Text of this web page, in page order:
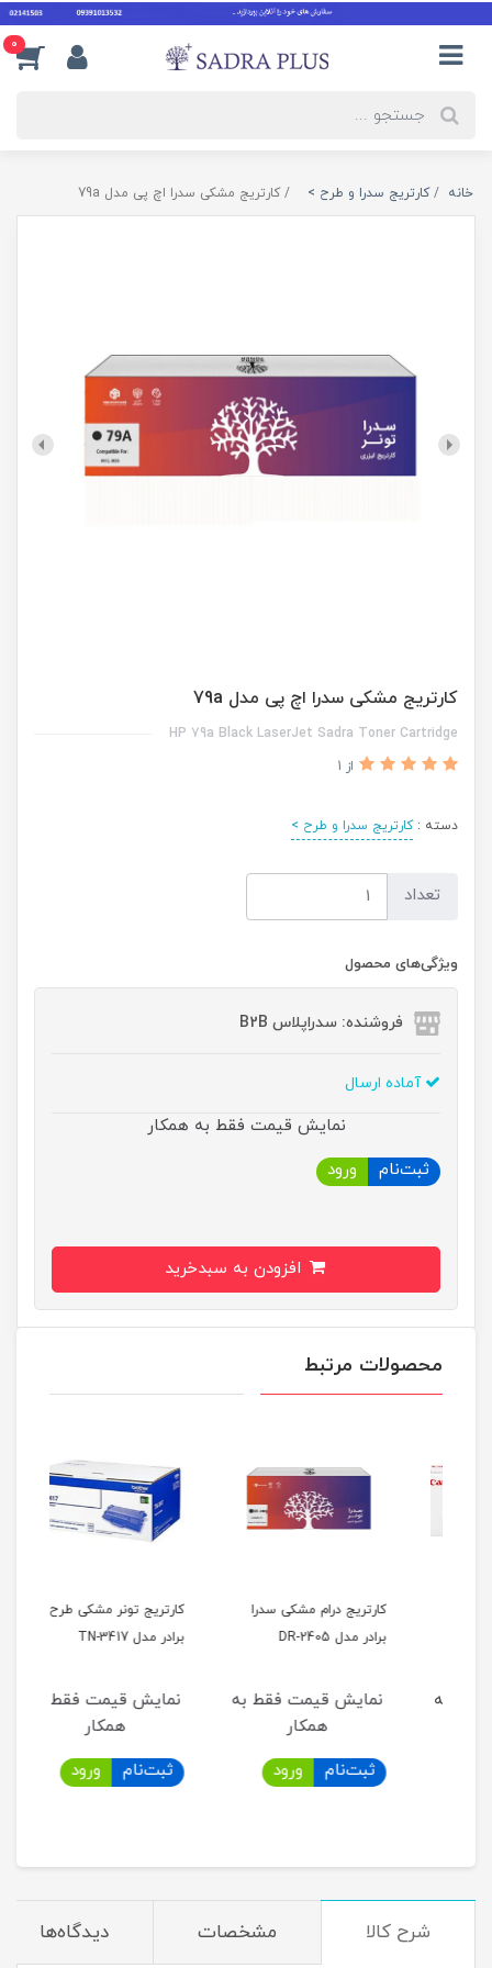
0
خانه کارتریج سدرا و طرح > کارتریج مشکی سدرا اچ پی مدل 79a
کارتریج مشکی سدرا اچ پی مدل 79a
HP 79a Black LaserJet Sadra Toner Cartridge
از 1
دسته :کارتریج سدرا و طرح >
تعداد
ویژگی‌های محصول
فروشنده: سدراپلاس B2B
آماده ارسال
نمایش قیمت فقط به همکار
ثبت‌نام
ورود
محصولات مرتبط
کارتریج درام مشکی سدرا
برادر مدل DR-2405
نمایش قیمت فقط به
همکار
ثبت‌نام
ورود
کارتریج تونر مشکی طرح
برادر مدل TN-3417
نمایش قیمت فقط به
همکار
ثبت‌نام
ورود
شرح کالا مشخصات دیدگاه‌ها